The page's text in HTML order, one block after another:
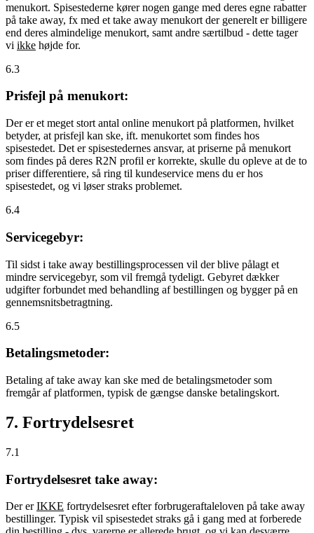
menukort. Spisestederne kører nogen gange med deres egne rabatter
på take away, fx med et take away menukort der generelt er billigere
end deres almindelige menukort, samt andre særtilbud - dette tager
vi ikke højde for.
6.3
Prisfejl på menukort:
Der er et meget stort antal online menukort på platformen, hvilket
betyder, at prisfejl kan ske, ift. menukortet som findes hos
spisestedet. Det er spisestedernes ansvar, at priserne på menukort
som findes på deres R2N profil er korrekte, skulle du opleve at de to
priser differentiere, så ring til kundeservice mens du er hos
spisestedet, og vi løser straks problemet.
6.4
Servicegebyr:
Til sidst i take away bestillingsprocessen vil der blive pålagt et
mindre servicegebyr, som vil fremgå tydeligt. Gebyret dækker
udgifter forbundet med behandling af bestillingen og bygger på en
gennemsnitsbetragtning.
6.5
Betalingsmetoder:
Betaling af take away kan ske med de betalingsmetoder som
fremgår af platformen, typisk de gængse danske betalingskort.
7. Fortrydelsesret
7.1
Fortrydelsesret take away:
Der erIKKE fortrydelsesret efter forbrugeraftaleloven på take away
bestillinger. Typisk vil spisestedet straks gå i gang med at forberede